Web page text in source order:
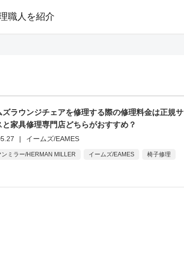
職人を紹介
ズラウンジチェアを修理する際の修理料金は正規サ
と家具修理専門店どちらがおすすめ？
| イームズ/EAMES
ンミラー/HERMAN MILLER イームズ/EAMES 椅子修理